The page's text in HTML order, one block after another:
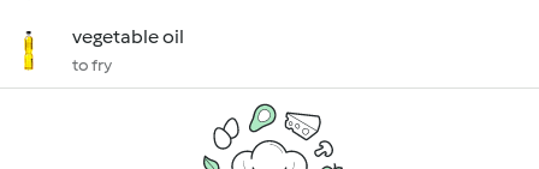
vegetable oil
to fry